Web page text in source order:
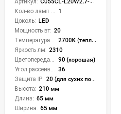
Артикул: C055CL-L20W2.7-3-4K-M-W
Кол-во ламп или LED: 1
Цоколь: LED
Мощность вт: 20
Температура света:
2700K (теплый), 3000K (теплый), 4000K (нейтральный), CCT механическое переключение
Яркость лм: 2310
Цветопередача (CRI):
90 (хорошая)
Угол рассеивания света °: 36
Защита IP: 20 (для сухих пом.)
Высота: 210 мм
Длина: 65 мм
Ширина: 65 мм